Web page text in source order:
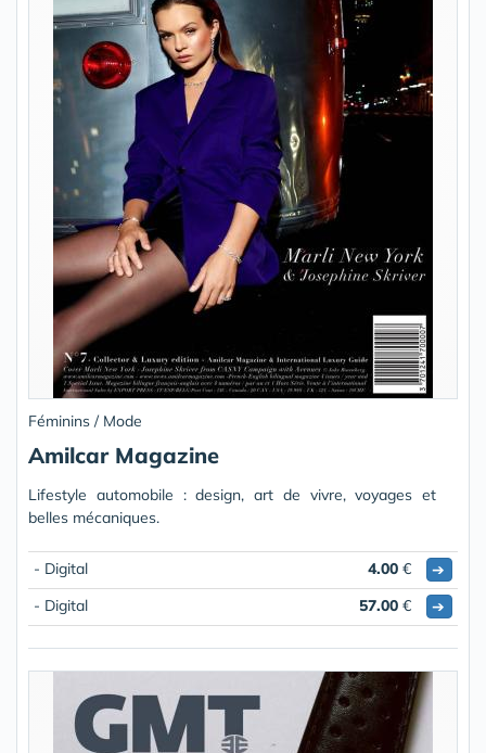
Féminins / Mode
Amilcar Magazine
Lifestyle automobile : design, art de vivre, voyages et
belles mécaniques.
- Digital 4.00 €
➔
- Digital
57.00 € ➔